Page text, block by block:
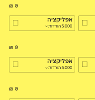
אפליקציה
5,000 הורדות
0
₪
אפליקציה
5,000 הורדות
0
₪
0
₪